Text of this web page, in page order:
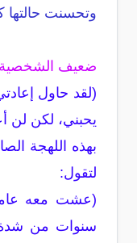
وتحسنت حالتها
ضعيف الشخصية
(لقد حاول
يحبني، لكن لن
بهذه اللهجة
لتقول:
(عشت معه
سنوات من شدة